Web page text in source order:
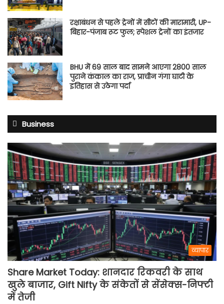
रक्षाबंधन से पहले ट्रेनों में सीटों की मारामारी, UP-
बिहार-पंजाब रूट फुल; स्पेशल ट्रेनों का इंतजार
BHU में 69 साल बाद सामने आएगा 2800 साल
पुराने कंकाल का राज, प्राचीन गंगा घाटी के
इतिहास से उठेगा पर्दा
Business
व्यापार
Share Market Today: शानदार रिकवरी के साथ
खुले बाजार, Gift Nifty के संकेतों से सेंसेक्स-निफ्टी
में तेजी